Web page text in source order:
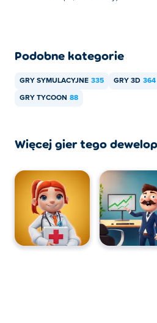
Podobne kategorie
GRY SYMULACYJNE 335 GRY 3D 364
GRY TYCOON 88
Więcej gier tego